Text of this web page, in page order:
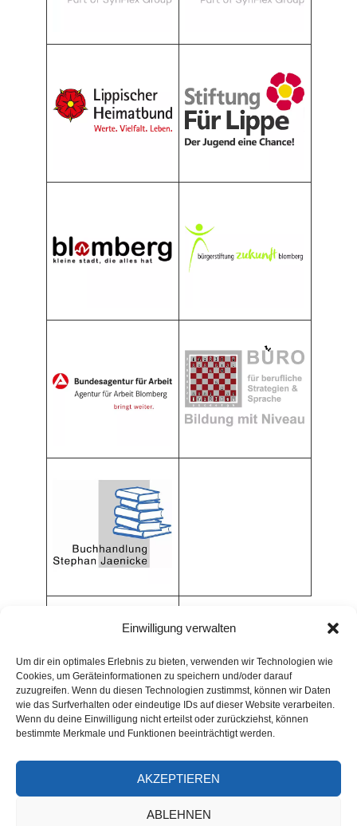
Einwilligung verwalten
Um dir ein optimales Erlebnis zu bieten, verwenden wir Technologien wie
Cookies, um Geräteinformationen zu speichern und/oder darauf
zuzugreifen. Wenn du diesen Technologien zustimmst, können wir Daten
wie das Surfverhalten oder eindeutige IDs auf dieser Website verarbeiten.
Wenn du deine Einwilligung nicht erteilst oder zurückziehst, können
bestimmte Merkmale und Funktionen beeinträchtigt werden.
AKZEPTIEREN
ABLEHNEN